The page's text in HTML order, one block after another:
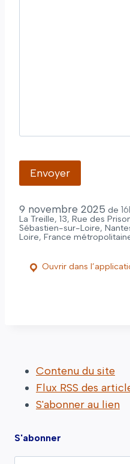
9 novembre 2025 de
La Treille, 13, Rue des
Sébastien-sur-Loire,
Loire, France
Ouvrir dans
Contenu du site
Flux RSS des
S'abonner au lien
S'abonner